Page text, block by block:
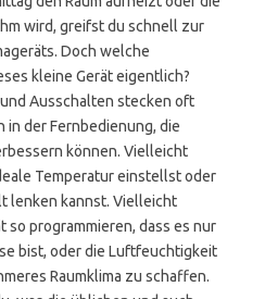
wird, greifst du schnell zur
Doch welche
kleine Gerät eigentlich?
Ausschalten stecken oft
in der Fernbedienung, die
können. Vielleicht
Temperatur einstellst oder
lenken kannst. Vielleicht
so programmieren, dass es nur
bist, oder die Luftfeuchtigkeit
Raumklima zu schaffen.